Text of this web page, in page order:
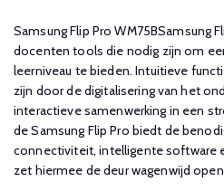
Samsung Flip Pro WM75BSamsung
docenten tools die nodig zijn om
leerniveau te bieden. Intuitieve
zijn door de digitalisering van het
interactieve samenwerking in een
de Samsung Flip Pro biedt de
connectiviteit, intelligente software
zet hiermee de deur wagenwijd